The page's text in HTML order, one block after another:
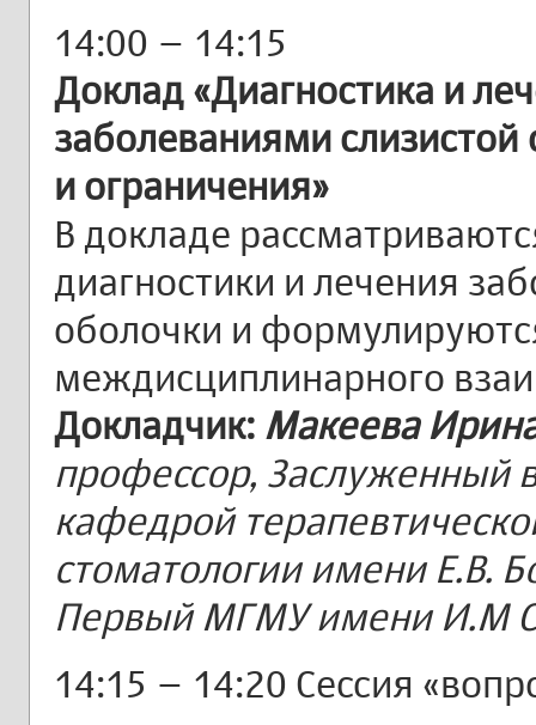
14:00 – 14:15
Доклад «Диагностика и
заболеваниями
и ограничения»
В докладе
диагностики и лечения
оболочки и
междисциплинарного
Докладчик: Макеева
профессор, Заслуженный
кафедрой
стоматологии имени Е.В.
Первый МГМУ имени И.М
14:15 – 14:20 Сессия